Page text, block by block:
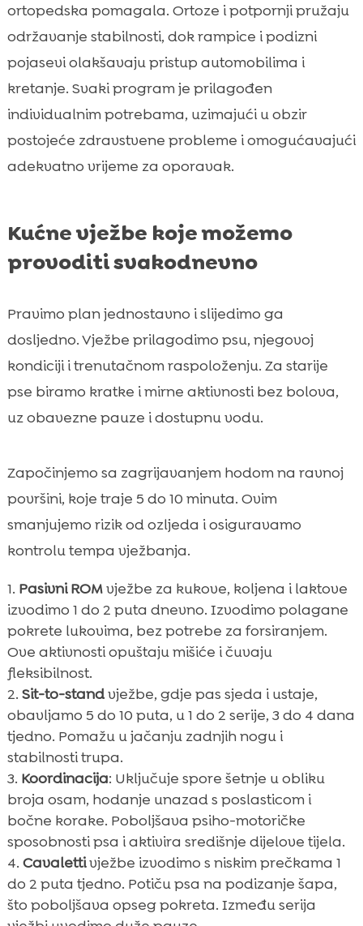
ortopedska pomagala. Ortoze i potpornji pružaju
održavanje stabilnosti, dok rampice i podizni
pojasevi olakšavaju pristup automobilima i
kretanje. Svaki program je prilagođen
individualnim potrebama, uzimajući u obzir
postojeće zdravstvene probleme i omogućavajući
adekvatno vrijeme za oporavak.
Kućne vježbe koje možemo
provoditi svakodnevno
Pravimo plan jednostavno i slijedimo ga
dosljedno. Vježbe prilagodimo psu, njegovoj
kondiciji i trenutačnom raspoloženju. Za starije
pse biramo kratke i mirne aktivnosti bez bolova,
uz obavezne pauze i dostupnu vodu.
Započinjemo sa zagrijavanjem hodom na ravnoj
površini, koje traje 5 do 10 minuta. Ovim
smanjujemo rizik od ozljeda i osiguravamo
kontrolu tempa vježbanja.
Pasivni ROMvježbe za kukove, koljena i laktove
izvodimo 1 do 2 puta dnevno. Izvodimo polagane
pokrete lukovima, bez potrebe za forsiranjem.
Ove aktivnosti opuštaju mišiće i čuvaju
fleksibilnost.
Sit-to-standvježbe, gdje pas sjeda i ustaje,
obavljamo 5 do 10 puta, u 1 do 2 serije, 3 do 4 dana
tjedno. Pomažu u jačanju zadnjih nogu i
stabilnosti trupa.
Koordinacija: Uključuje spore šetnje u obliku
broja osam, hodanje unazad s poslasticom i
bočne korake. Poboljšava psiho-motoričke
sposobnosti psa i aktivira središnje dijelove tijela.
Cavalettivježbe izvodimo s niskim prečkama 1
do 2 puta tjedno. Potiču psa na podizanje šapa,
što poboljšava opseg pokreta. Između serija